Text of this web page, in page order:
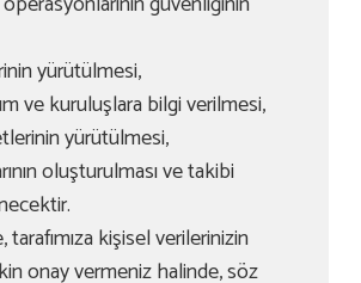
yürütülmesi,
ve kuruluşlara bilgi verilmesi,
yürütülmesi,
oluşturulması ve takibi
kişisel verilerinizin
onay vermeniz halinde, söz